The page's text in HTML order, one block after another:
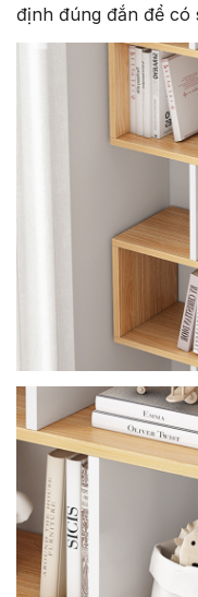
định đúng đắn để có